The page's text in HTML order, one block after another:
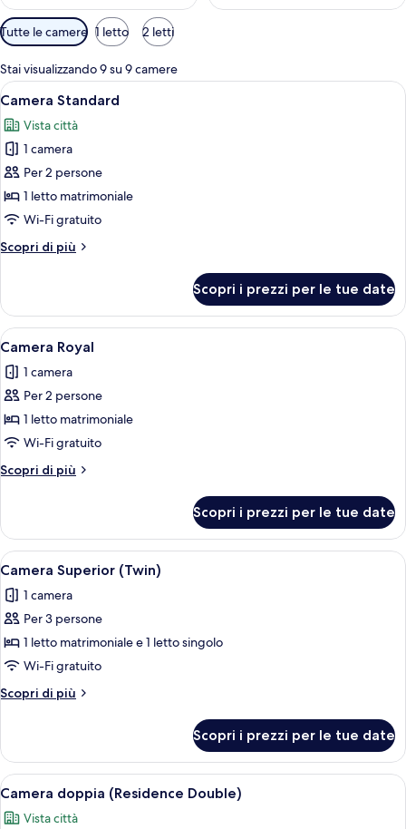
Filtri
disponibili
per
le
camere
Tutte le camere 1 letto 2 letti
Stai visualizzando 9 su 9 camere
Apri
tutte
le
foto
per
Camera
Standard
Una camera d'albergo moderna con
5
Camera Standard
Vista città
1 camera
Per 2 persone
1 letto matrimoniale
Wi-Fi gratuito
Scopri di più
Altri
Standard
Scopri i prezzi per le tue date
Apri
tutte
le
foto
per
Camera
Royal
Una moderna camera d'hotel con
3
Camera Royal
1 camera
Per 2 persone
1 letto matrimoniale
Wi-Fi gratuito
Scopri di più
Altri
Royal
Scopri i prezzi per le tue date
Apri
tutte
le
foto
per
Camera
Superior
(Twin)
Un letto rifatto con cura, una
4
Camera Superior (Twin)
1 camera
Per 3 persone
1 letto matrimoniale e 1 letto singolo
Wi-Fi gratuito
Scopri di più
Altri
Superior
(Twin)
Scopri i prezzi per le tue date
Apri
tutte
Camera d'hotel con un letto grande,
13
Camera doppia (Residence Double)
Vista città